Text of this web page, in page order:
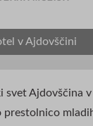
v Ajdovščini
svet Ajdovščina
prestolnico